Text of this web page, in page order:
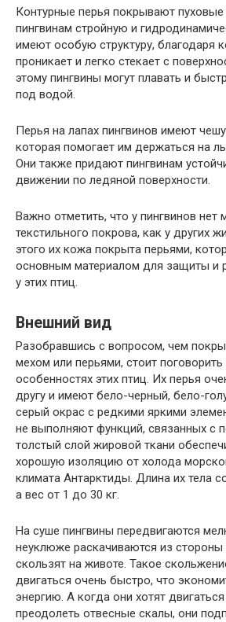
Контурные перья покрывают
пингвинам стройную и
имеют особую структуру, благодаря
проникает и легко стекает с
этому пингвины могут плавать и
под водой.
Перья на лапах пингвинов имеют
которая помогает им держаться на
Они также придают пингвинам
движении по ледяной поверхности.
Важно отметить, что у пингвинов нет
текстильного покрова, как у других
этого их кожа покрыта перьями,
основным материалом для защиты и
у этих птиц.
Внешний вид
Разобравшись с вопросом, чем
мехом или перьями, стоит
особенностях этих птиц. Их перья
другу и имеют бело-черный, бело-
серый окрас с редкими яркими
не выполняют функций, связанных с
толстый слой жировой ткани
хорошую изоляцию от холода
климата Антарктиды. Длина их тела
а вес от 1 до 30 кг.
На суше пингвины передвигаются
неуклюже раскачиваются из стороны
скользят на животе. Такое
двигаться очень быстро, что
энергию. А когда они хотят
преодолеть отвесные скалы, они